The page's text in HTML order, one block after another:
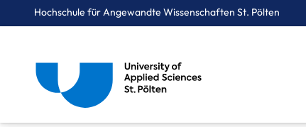
Hochschule für Angewandte Wissenschaften St. Pölten